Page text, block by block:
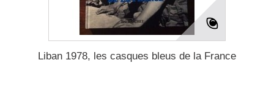
Liban 1978, les casques bleus de la France